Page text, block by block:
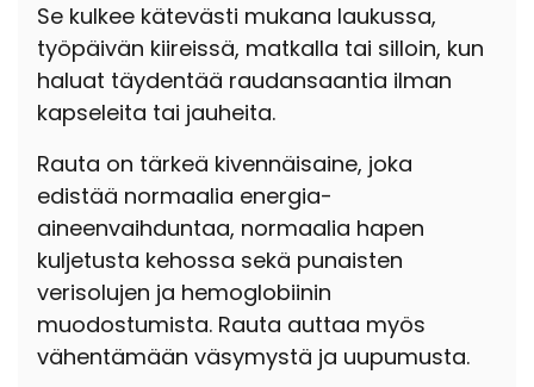
Se kulkee kätevästi mukana laukussa,
työpäivän kiireissä, matkalla tai silloin, kun
haluat täydentää raudansaantia ilman
kapseleita tai jauheita.
Rauta on tärkeä kivennäisaine, joka
edistää normaalia energia-
aineenvaihduntaa, normaalia hapen
kuljetusta kehossa sekä punaisten
verisolujen ja hemoglobiinin
muodostumista. Rauta auttaa myös
vähentämään väsymystä ja uupumusta.